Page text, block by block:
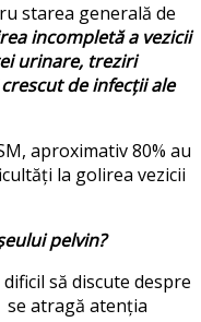
starea generală de
incompletă a vezicii
urinare, treziri
de infecții ale
aproximativ 80% au
la golirea vezicii
pelvin?
să discute despre
se atragă atenția